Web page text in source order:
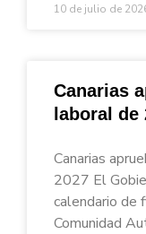
10 de julio de
Canarias
laboral de
Canarias
2027 El
calendario de
Comunidad